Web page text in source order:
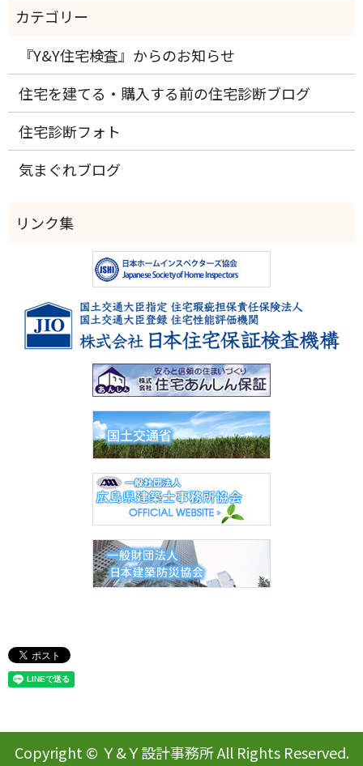
『Y&Y住宅検査』からのお知らせ
住宅を建てる・購入する前の住宅診断ブログ
住宅診断フォト
気まぐれブログ
Copyright © Ｙ&Ｙ設計事務所 All Rights Reserved.